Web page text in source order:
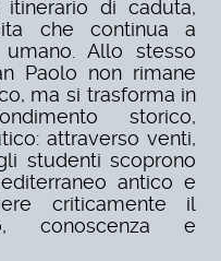
di caduta,
che continua a
Allo stesso
Paolo non rimane
ma si trasforma in
storico,
attraverso venti,
studenti scoprono
antico e
criticamente il
conoscenza e